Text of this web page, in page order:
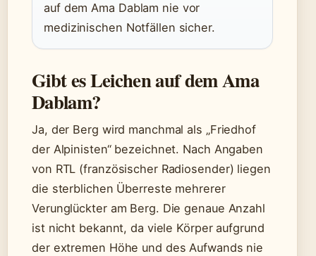
auf dem Ama Dablam nie vor
medizinischen Notfällen sicher.
Gibt es Leichen auf dem Ama
Dablam?
Ja, der Berg wird manchmal als „Friedhof
der Alpinisten“ bezeichnet. Nach Angaben
von RTL (französischer Radiosender) liegen
die sterblichen Überreste mehrerer
Verunglückter am Berg. Die genaue Anzahl
ist nicht bekannt, da viele Körper aufgrund
der extremen Höhe und des Aufwands nie